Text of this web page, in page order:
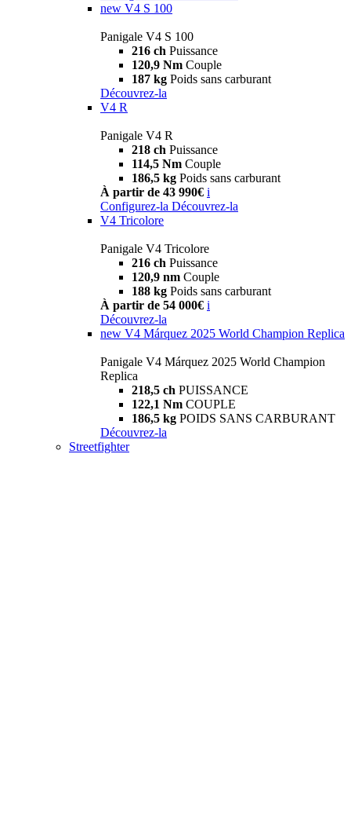
new V4 S 100
Panigale V4 S 100
216 ch Puissance
120,9 Nm Couple
187 kg Poids sans carburant
Découvrez-la
V4 R
Panigale V4 R
218 ch Puissance
114,5 Nm Couple
186,5 kg Poids sans carburant
À partir de 43 990€ i
Configurez-la Découvrez-la
V4 Tricolore
Panigale V4 Tricolore
216 ch Puissance
120,9 nm Couple
188 kg Poids sans carburant
À partir de 54 000€ i
Découvrez-la
new V4 Márquez 2025 World Champion Replica
Panigale V4 Márquez 2025 World Champion
Replica
218,5 ch PUISSANCE
122,1 Nm COUPLE
186,5 kg POIDS SANS CARBURANT
Découvrez-la
Streetfighter